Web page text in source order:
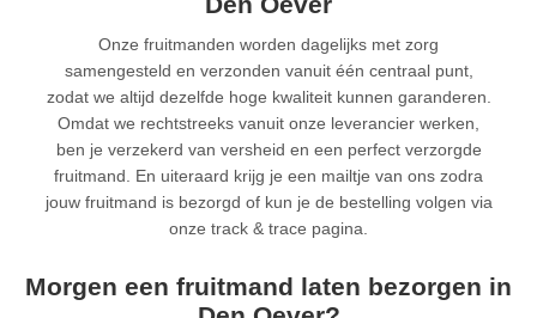
Onze fruitmanden worden dagelijks met zorg
samengesteld en verzonden vanuit één centraal punt,
zodat we altijd dezelfde hoge kwaliteit kunnen garanderen.
Omdat we rechtstreeks vanuit onze leverancier werken,
ben je verzekerd van versheid en een perfect verzorgde
fruitmand. En uiteraard krijg je een mailtje van ons zodra
jouw fruitmand is bezorgd of kun je de bestelling volgen via
onze track & trace pagina.
Morgen een fruitmand laten bezorgen in